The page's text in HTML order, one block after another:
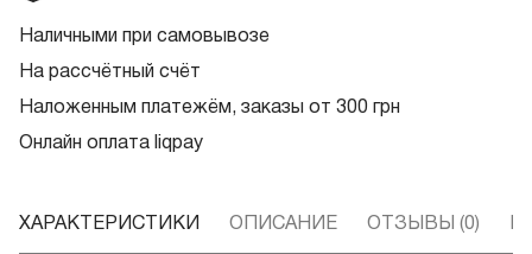
Наличными при самовывозе
На рассчётный счёт
Наложенным платежём, заказы от 300 грн
Онлайн оплата liqpay
ХАРАКТЕРИСТИКИ ОПИСАНИЕ ОТЗЫВЫ (0)